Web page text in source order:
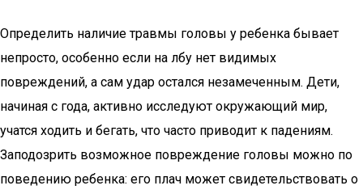
Определить наличие травмы головы у ребенка бывает
непросто, особенно если на лбу нет видимых
повреждений, а сам удар остался незамеченным. Дети,
начиная с года, активно исследуют окружающий мир,
учатся ходить и бегать, что часто приводит к падениям.
Заподозрить возможное повреждение головы можно по
поведению ребенка: его плач может свидетельствовать о